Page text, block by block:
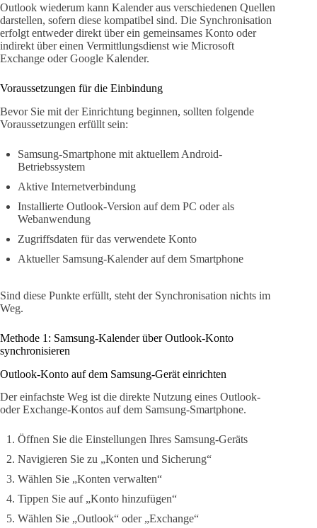
Outlook wiederum kann Kalender aus verschiedenen Quellen
darstellen, sofern diese kompatibel sind. Die Synchronisation
erfolgt entweder direkt über ein gemeinsames Konto oder
indirekt über einen Vermittlungsdienst wie Microsoft
Exchange oder Google Kalender.
Voraussetzungen für die Einbindung
Bevor Sie mit der Einrichtung beginnen, sollten folgende
Voraussetzungen erfüllt sein:
Samsung-Smartphone mit aktuellem Android-
Betriebssystem
Aktive Internetverbindung
Installierte Outlook-Version auf dem PC oder als
Webanwendung
Zugriffsdaten für das verwendete Konto
Aktueller Samsung-Kalender auf dem Smartphone
Sind diese Punkte erfüllt, steht der Synchronisation nichts im
Weg.
Methode 1: Samsung-Kalender über Outlook-Konto
synchronisieren
Outlook-Konto auf dem Samsung-Gerät einrichten
Der einfachste Weg ist die direkte Nutzung eines Outlook-
oder Exchange-Kontos auf dem Samsung-Smartphone.
Öffnen Sie die Einstellungen Ihres Samsung-Geräts
Navigieren Sie zu „Konten und Sicherung“
Wählen Sie „Konten verwalten“
Tippen Sie auf „Konto hinzufügen“
Wählen Sie „Outlook“ oder „Exchange“